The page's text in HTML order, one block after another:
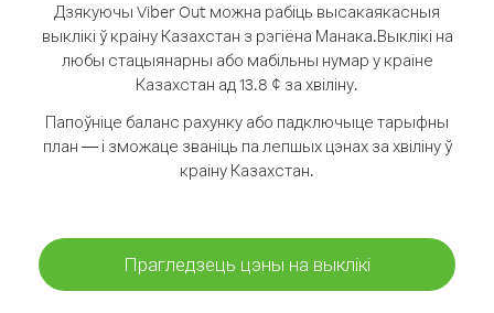
Дзякуючы Viber Out можна рабіць высакаякасныя
выклікі ў краіну Казахстан з рэгіёна Манака.Выклікі на
любы стацыянарны або мабільны нумар у краіне
Казахстан ад 13.8 ¢ за хвіліну.
Папоўніце баланс рахунку або падключыце тарыфны
план — і зможаце званіць па лепшых цэнах за хвіліну ў
краіну Казахстан.
Прагледзець цэны на выклікі